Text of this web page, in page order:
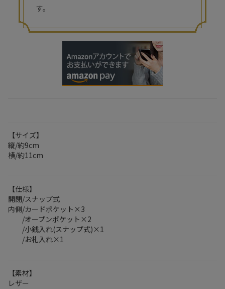
す。
【サイズ】
縦/約9cm
横/約11cm
【仕様】
開閉/スナップ式
内側/カードポケット×3
/オープンポケット×2
/小銭入れ(スナップ式)×1
/お札入れ×1
【素材】
レザー